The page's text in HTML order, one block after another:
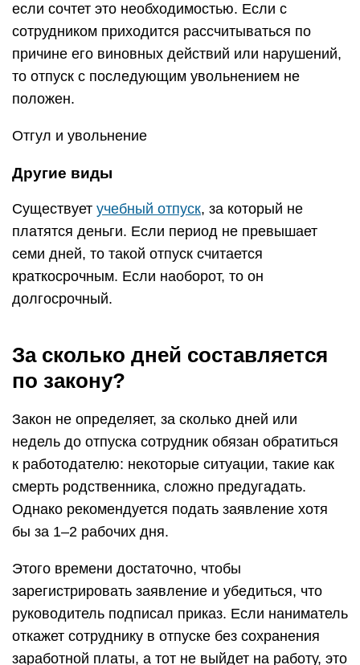
если сочтет это необходимостью. Если с
сотрудником приходится рассчитываться по
причине его виновных действий или нарушений,
то отпуск с последующим увольнением не
положен.
Отгул и увольнение
Другие виды
Существует учебный отпуск, за который не
платятся деньги. Если период не превышает
семи дней, то такой отпуск считается
краткосрочным. Если наоборот, то он
долгосрочный.
За сколько дней составляется
по закону?
Закон не определяет, за сколько дней или
недель до отпуска сотрудник обязан обратиться
к работодателю: некоторые ситуации, такие как
смерть родственника, сложно предугадать.
Однако рекомендуется подать заявление хотя
бы за 1–2 рабочих дня.
Этого времени достаточно, чтобы
зарегистрировать заявление и убедиться, что
руководитель подписал приказ. Если наниматель
откажет сотруднику в отпуске без сохранения
заработной платы, а тот не выйдет на работу, это